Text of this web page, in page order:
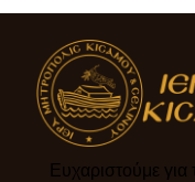
Ευχαριστούμε